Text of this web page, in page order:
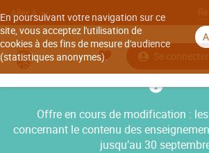
En poursuivant votre navigation sur ce
site, vous acceptez l'utilisation de
cookies à des fins de mesure d'audience
(statistiques anonymes).
Aller à
Se connecter
Offre en cours de modification :
concernant le contenu des
jusqu’au 30